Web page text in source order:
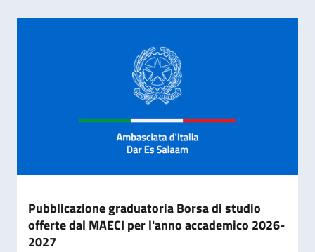
Pubblicazione graduatoria Borsa di studio
offerte dal MAECI per l'anno accademico 2026-
2027